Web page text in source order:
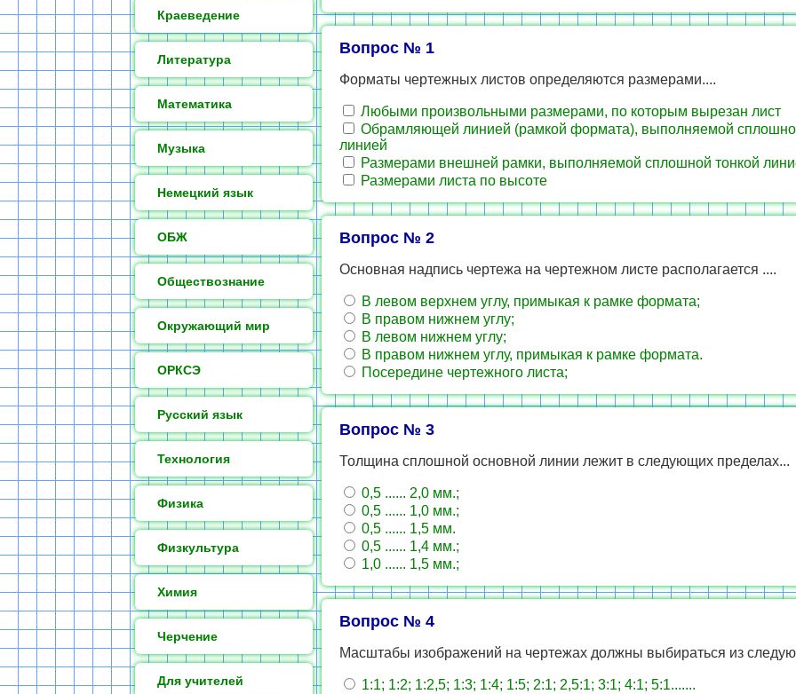
Краеведение
Литература
Математика
Музыка
Немецкий язык
ОБЖ
Обществознание
Окружающий мир
ОРКСЭ
Русский язык
Технология
Физика
Физкультура
Химия
Черчение
Для учителей
Вопрос № 1
Форматы чертежных листов определяются размерами....
Любыми произвольными размерами, по которым вырезан лист
Обрамляющей линией (рамкой формата), выполняемой
линией
Размерами внешней рамки, выполняемой сплошной тонкой
Размерами листа по высоте
Вопрос № 2
Основная надпись чертежа на чертежном листе располагается ....
В левом верхнем углу, примыкая к рамке формата;
В правом нижнем углу;
В левом нижнем углу;
В правом нижнем углу, примыкая к рамке формата.
Посередине чертежного листа;
Вопрос № 3
Толщина сплошной основной линии лежит в следующих пределах...
0,5 ...... 2,0 мм.;
0,5 ...... 1,0 мм.;
0,5 ...... 1,5 мм.
0,5 ...... 1,4 мм.;
1,0 ...... 1,5 мм.;
Вопрос № 4
Масштабы изображений на чертежах должны выбираться из
1:1; 1:2; 1:2,5; 1:3; 1:4; 1:5; 2:1; 2,5:1; 3:1; 4:1; 5:1.......